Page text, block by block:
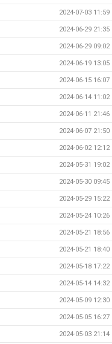
2024-07-03 11:59
2024-06-29 21:35
2024-06-29 09:02
2024-06-19 13:05
2024-06-15 16:07
2024-06-14 11:02
2024-06-11 21:46
2024-06-07 21:50
2024-06-02 12:12
2024-05-31 19:02
2024-05-30 09:45
2024-05-29 15:22
2024-05-24 10:26
2024-05-21 18:56
2024-05-21 18:40
2024-05-18 17:22
2024-05-14 14:32
2024-05-09 12:30
2024-05-05 16:27
2024-05-03 21:14